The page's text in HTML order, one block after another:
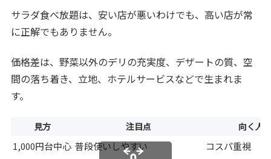
サラダ食べ放題は、安い店が悪いわけでも、高い店が常
に正解でもありません。
価格差は、野菜以外のデリの充実度、デザートの質、空
間の落ち着き、立地、ホテルサービスなどで生まれま
す。
見方 注目点 向く人
1,000円台中心 普段使いしやすい
コスパ重視